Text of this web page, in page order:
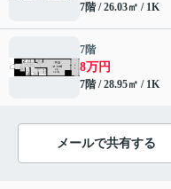
7階 / 26.03㎡ / 1K
7階
8万円
7階 / 28.95㎡ / 1K
メールで共有する